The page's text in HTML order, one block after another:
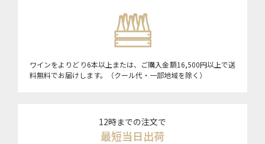
ワインをよりどり6本以上または、ご購入金額16,500円以上で送
料無料でお届けします。（クール代・一部地域を除く）
12時までの注文で
最短当日出荷